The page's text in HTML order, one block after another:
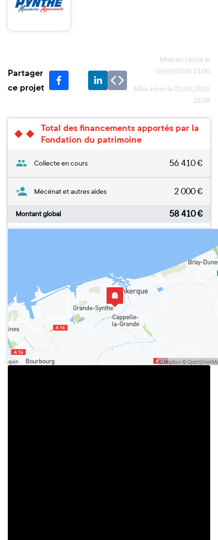
Partager
ce projet
Mise en cache le
06/08/2026 21:00
Mise à jour le 01/06/2026
15:38
Total des financements apportés par la
Fondation du patrimoine
Collecte en cours 56 410€
Mécénat et autres aides 2 000€
Montant global 58 410€